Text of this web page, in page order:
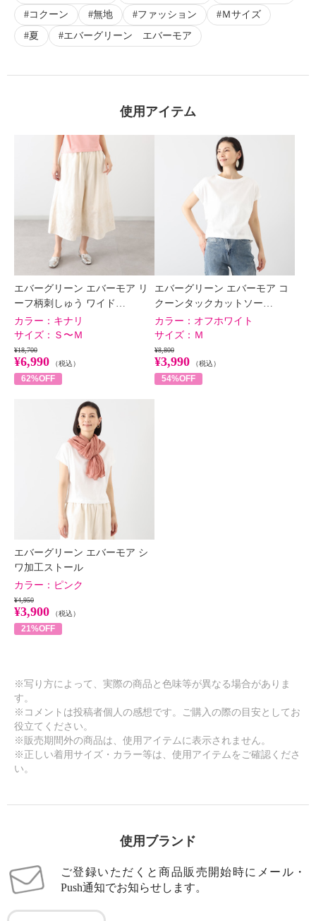
コクーン
無地 ファッション
Ｍサイズ
夏
エバーグリーン エバーモア
使用アイテム
エバーグリーン エバーモア リ
ーフ柄刺しゅう ワイド…
カラー： キナリ
サイズ： Ｓ〜Ｍ
¥18,700
¥6,990 （税込）
62%OFF
エバーグリーン エバーモア コ
クーンタックカットソー…
カラー： オフホワイト
サイズ： Ｍ
¥8,800
¥3,990 （税込）
54%OFF
エバーグリーン エバーモア シ
ワ加工ストール
カラー： ピンク
¥4,950
¥3,900 （税込）
21%OFF
※写り方によって、実際の商品と色味等が異なる場合がありま
す。
※コメントは投稿者個人の感想です。ご購入の際の目安としてお
役立てください。
※販売期間外の商品は、使用アイテムに表示されません。
※正しい着用サイズ・カラー等は、使用アイテムをご確認くださ
い。
使用ブランド
ご登録いただくと商品販売開始時にメール・
Push通知でお知らせします。